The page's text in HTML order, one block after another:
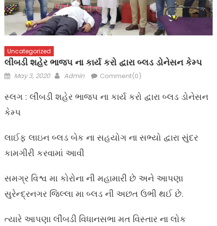
Uncategorized
લીંબડી શહેર ભાજપ ના કાર્ય કરો દ્વારા બ્લડ ડોનેસન કેમ્પ
Posted
May 3, 2020 Author
Admin Comment(0)
સ્લગ : લીંબડી શહેર ભાજપ ના કાર્ય કરો દ્વારા બ્લડ ડોનેસન
કેમ્પ
લાઈફ લાઇન બ્લડ બેક ના સહયોગ ના સભ્યો દ્વારા સુંદર
કામગીરી કરવામાં આવી
સમગ્ર વિશ્વ મા કોરોના ની મહામારી છે અને આપણા
સુરેન્દ્રનગર જિલ્લા મા બ્લડ ની અછત ઉભી થઈ છે.
ત્યારે આપણા લીંબડી વિધાનસભા મત વિસ્તાર ના લોક